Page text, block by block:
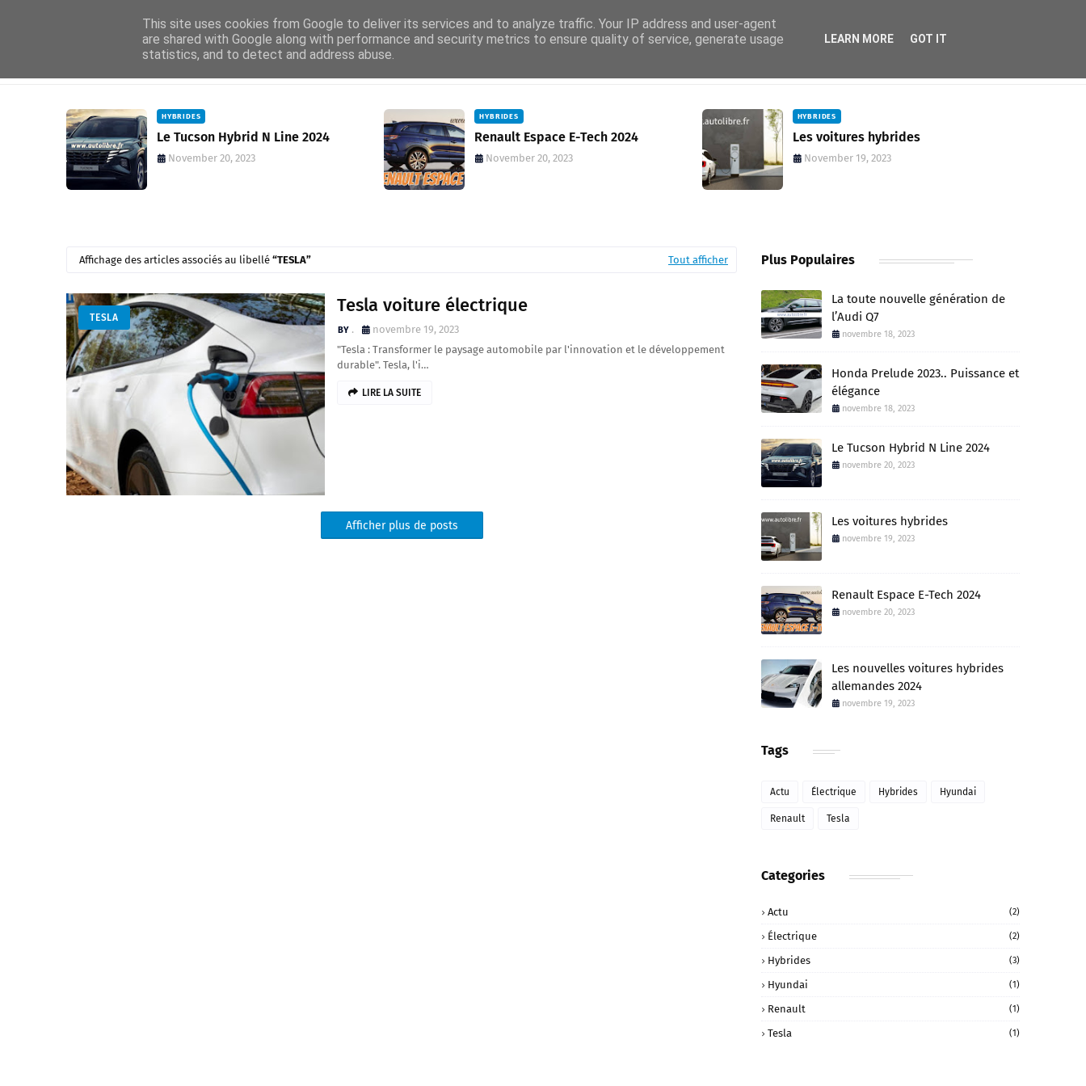
Accueil Actualités Mega Menu
HYBRIDES
Le Tucson Hybrid N Line 2024
November 20, 2023
HYBRIDES
Renault Espace E-Tech 2024
November 20, 2023
HYBRIDES
Les voitures hybrides
November 19, 2023
Affichage des articles associés au libellé TESLA Tout afficher
TESLA
Tesla voiture électrique
.
novembre 19, 2023
"Tesla : Transformer le paysage automobile par l'innovation et le développement
durable". Tesla, l'i…
LIRE LA SUITE
Afficher plus de posts
Plus Populaires
La toute nouvelle génération de
l’Audi Q7
novembre 18, 2023
Honda Prelude 2023.. Puissance et
élégance
novembre 18, 2023
Le Tucson Hybrid N Line 2024
novembre 20, 2023
Les voitures hybrides
novembre 19, 2023
Renault Espace E-Tech 2024
novembre 20, 2023
Les nouvelles voitures hybrides
allemandes 2024
novembre 19, 2023
Tags
Actu Électrique Hybrides Hyundai
Renault Tesla
Categories
Actu (2)
Électrique (2)
Hybrides (3)
Hyundai (1)
Renault (1)
Tesla (1)
This site uses cookies from Google to deliver its services and to analyze traffic. Your IP address and user-agent
are shared with Google along with performance and security metrics to ensure quality of service, generate usage
statistics, and to detect and address abuse.
LEARN MORE GOT IT